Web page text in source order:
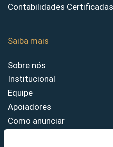
Contabilidades Certificadas
Saiba mais
Sobre nós
Institucional
Equipe
Apoiadores
Como anunciar